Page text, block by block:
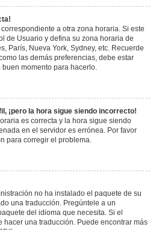
a otra zona horaria. Si este
de Usuario y defina su zona horaria de
París, Nueva York, Sydney, etc. Recuerde
las demás preferencias, debe estar
momento para hacerlo.
¡pero la hora sigue siendo incorrecto!
es correcta y la hora sigue siendo
en el servidor es errónea. Por favor
para corregir el problema.
no ha instalado el paquete de su
una traducción. Pregúntele a un
del idioma que necesita. Si el
hacer una traducción. Puede encontrar más